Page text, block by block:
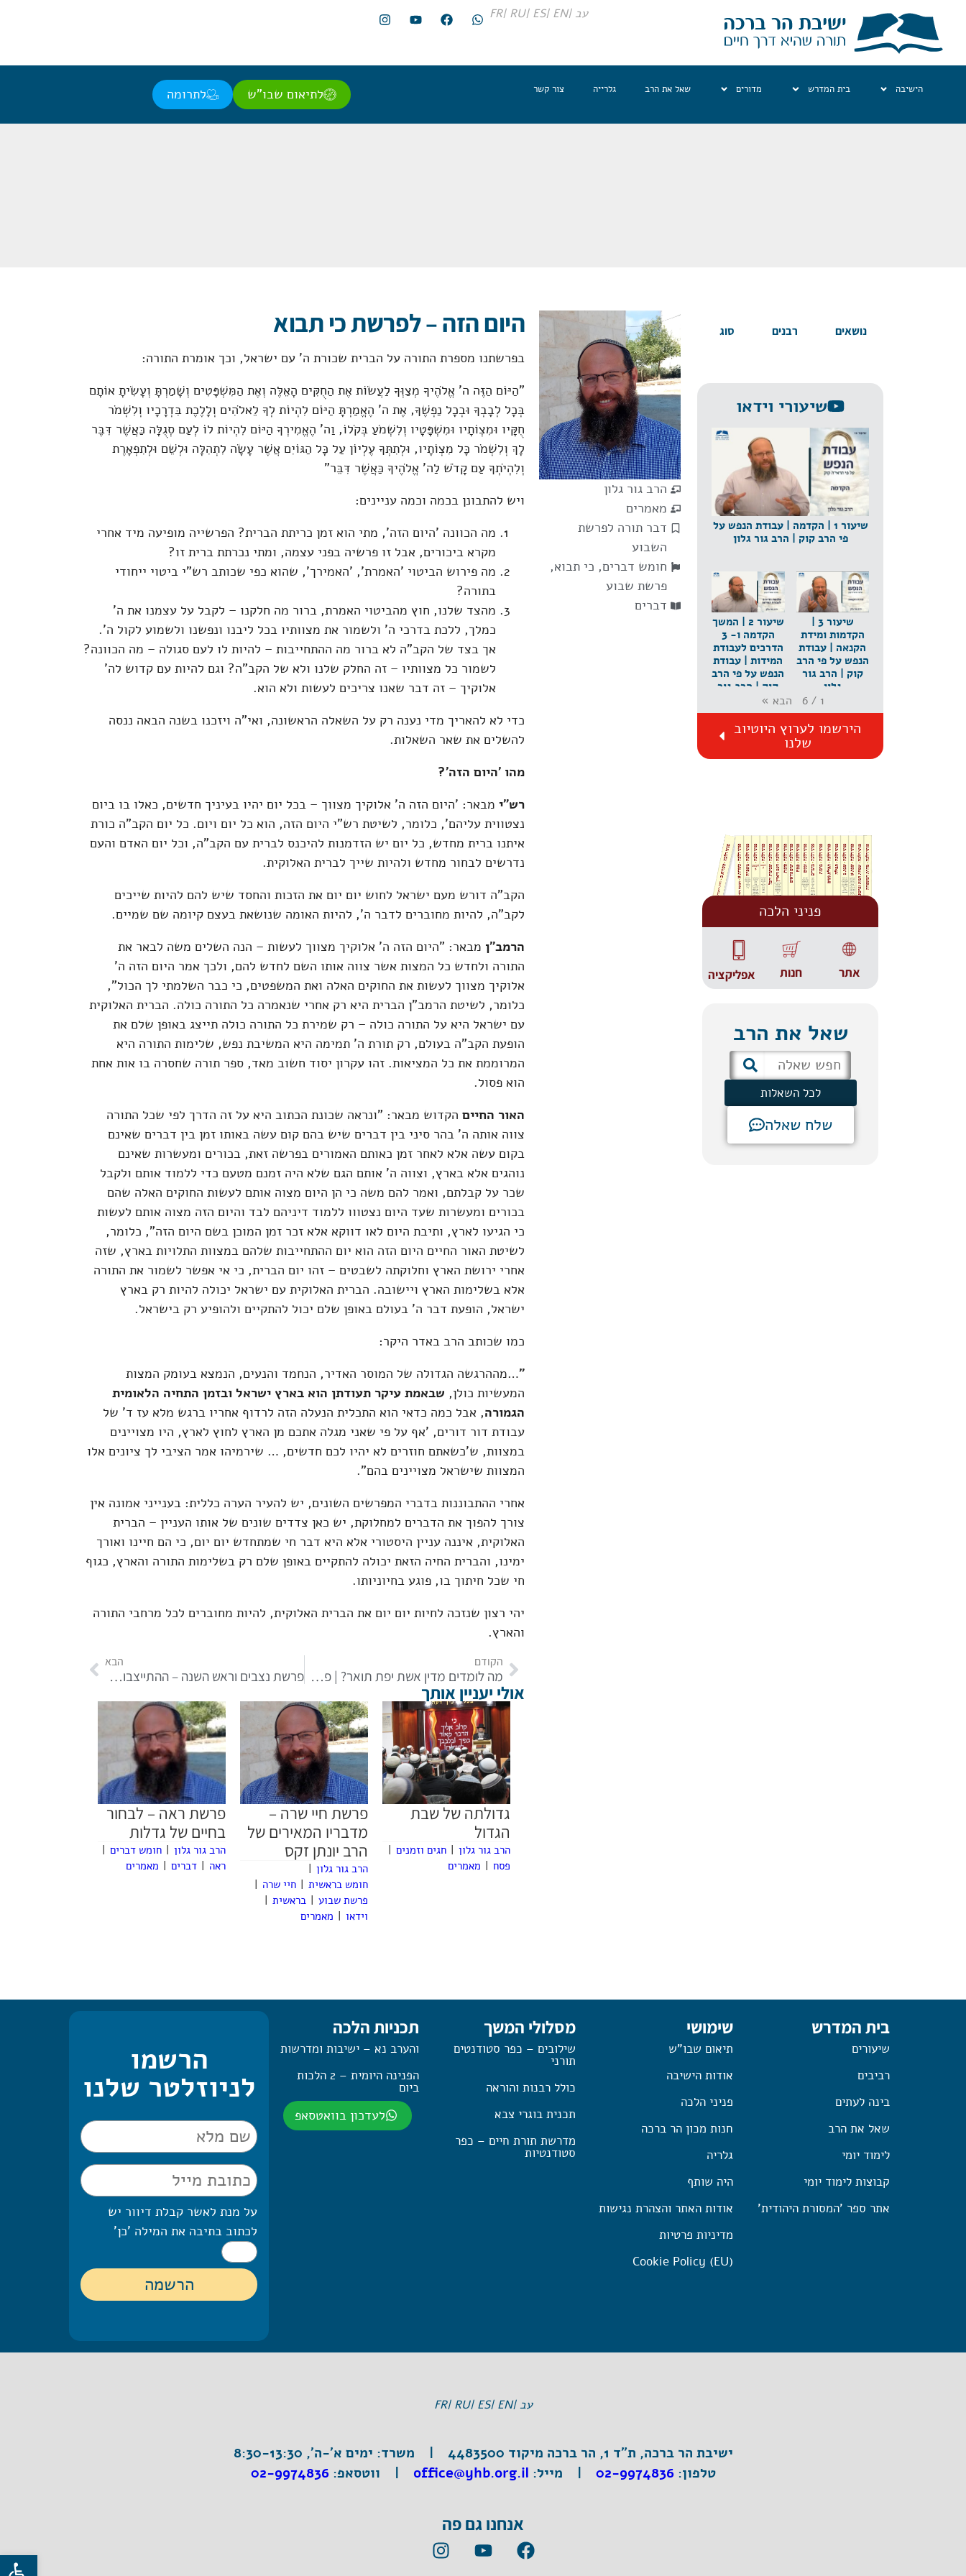
עב |EN |
ES |
RU |
FR
הישיבה בית המדרש מדורים שאל את הרב גלרייה צור קשר לתיאום שבו"ש לתרומה
נושאים רבנים סוג
שיעורי וידאו
שיעור 1 | הקדמה | עבודת הנפש על
פי הרב קוק | הרב גור גלון
שיעור 2 | המשך
הקדמה ו- 3
הדרכים לעבודת
המידות | עבודת
הנפש על פי הרב
קוק | הרב גור
הקדמות ומידת
הקנאה | עבודת
הנפש על פי הרב
קוק | הרב גור
גלון
1
/
6 הבא »
הירשמו לערוץ היוטיוב
שלנו
פניני הלכה
אתר חנות אפליקציה
שאל את הרב
לכל השאלות
שלח שאלה
הרב גור גלון
מאמרים
דבר תורה לפרשת
השבוע
חומש דברים, כי תבוא,
פרשת שבוע
דברים
היום הזה – לפרשת כי תבוא
בפרשתנו מספרת התורה על הברית שכורת ה' עם ישראל, וכך אומרת התורה:
"הַיּוֹם הַזֶּה ה' אֱלֹהֶיךָ מְצַוְּךָ לַעֲשׂוֹת אֶת הַחֻקִּים הָאֵלֶּה וְאֶת הַמִּשְׁפָּטִים וְשָׁמַרְתָּ וְעָשִׂיתָ אוֹתָם
בְּכָל לְבָבְךָ וּבְכָל נַפְשֶׁךָ, אֶת ה' הֶאֱמַרְתָּ הַיּוֹם לִהְיוֹת לְךָ לֵאלֹהִים וְלָלֶכֶת בִּדְרָכָיו וְלִשְׁמֹר
חֻקָּיו וּמִצְו‍ֹתָיו וּמִשְׁפָּטָיו וְלִשְׁמֹעַ בְּקֹלוֹ, וַה' הֶאֱמִירְךָ הַיּוֹם לִהְיוֹת לוֹ לְעַם סְגֻלָּה כַּאֲשֶׁר דִּבֶּר
לָךְ וְלִשְׁמֹר כָּל מִצְו‍ֹתָיו, וּלְתִתְּךָ עֶלְיוֹן עַל כָּל הַגּוֹיִם אֲשֶׁר עָשָׂה לִתְהִלָּה וּלְשֵׁם וּלְתִפְאָרֶת
וְלִהְיֹתְךָ עַם קָדֹשׁ לַה' אֱלֹהֶיךָ כַּאֲשֶׁר דִּבֵּר"
ויש להתבונן בכמה וכמה עניינים:
מה הכוונה 'היום הזה', מתי הוא זמן כריתת הברית? הפרשייה מופיעה מיד אחרי
מקרא ביכורים, אבל זו פרשיה בפני עצמה, ומתי נכרתת ברית זו?
מה פירוש הביטוי 'האמרת', 'האמירך', שהוא כפי שכותב רש"י ביטוי ייחודי
בתורה?
מהצד שלנו, חוץ מהביטוי האמרת, ברור מה חלקנו – לקבל על עצמנו את ה'
כמלך, ללכת בדרכי ה' ולשמור את מצוותיו בכל ליבנו ונפשנו ולשמוע לקול ה'.
אך בצד של הקב"ה לא ברור מה ההתחייבות – להיות לו לעם סגולה – מה הכוונה?
לשמור כל מצוותיו – זה החלק שלנו ולא של הקב"ה? וגם להיות עם קדוש לה'
אלוקיך – זה דבר שאנו צריכים לעשות ולא הוא.
כדי לא להאריך מדי נענה רק על השאלה הראשונה, ואי"ה ויזכנו בשנה הבאה ננסה
להשלים את שאר השאלות.
מהו 'היום הזה'?
רש"ימבאר: 'היום הזה ה' אלוקיך מצווך – בכל יום יהיו בעיניך חדשים, כאלו בו ביום
נצטווית עליהם', כלומר, לשיטת רש"י היום הזה, הוא כל יום ויום. כל יום הקב"ה כורת
איתנו ברית מחדש, כל יום יש הזדמנות להיכנס לברית עם הקב"ה, וכל יום האדם והעם
נדרשים לבחור מחדש ולהיות שייך לברית האלוקית.
הקב"ה דורש מעם ישראל לחוש יום יום את הזכות והחסד שיש להם להיות שייכים
לקב"ה, להיות מחוברים לדבר ה', להיות האומה שנושאת בעצם קיומה שם שמיים.
הרמב"ן מבאר: "היום הזה ה' אלוקיך מצווך לעשות – הנה השלים משה לבאר את
התורה ולחדש כל המצות אשר צווה אותו השם לחדש להם, ולכך אמר היום הזה ה'
אלוקיך מצווך לעשות את החוקים האלה ואת המשפטים, כי כבר השלמתי לך הכול",
כלומר, לשיטת הרמב"ן הברית היא רק אחרי שנאמרה כל התורה כולה. הברית האלוקית
עם ישראל היא על התורה כולה – רק שמירת כל התורה כולה תייצג באופן שלם את
הופעת הקב"ה בעולם, רק תורת ה' תמימה היא המשיבת נפש, שלימות התורה היא
המרוממת את כל המציאות. זהו עקרון יסוד חשוב מאד, ספר תורה שחסרה בו אות אחת
הוא פסול.
האור החייםהקדוש מבאר: "ונראה שכונת הכתוב היא על זה הדרך לפי שכל התורה
צווה אותה ה' בהר סיני בין דברים שיש בהם קום עשה באותו זמן בין דברים שאינם
בקום עשה אלא לאחר זמן כאותם האמורים בפרשה זאת, בכורים ומעשרות שאינם
נוהגים אלא בארץ, וצווה ה' אותם הגם שלא היה זמנם מטעם כדי ללמוד אותם ולקבל
שכר על קבלתם, ואמר להם משה כי הן היום מצוה אותם לעשות החוקים האלה שהם
בכורים ומעשרות שעד היום נצטווו ללמוד דיניהם לבד והיום הזה מצוה אותם לעשות
כי הגיעו לארץ, ותיבת היום לאו דווקא אלא זכר זמן המוכן בשם היום הזה", כלומר,
לשיטת האור החיים היום הזה הוא יום ההתחייבות שלהם במצוות התלויות בארץ, שזה
אחרי ירושת הארץ וחלוקתה לשבטים – זהו יום הברית, כי אי אפשר לשמור את התורה
אלא בשלימות הארץ ויישובה. הברית האלוקית עם ישראל יכולה להיות רק בארץ
ישראל, הופעת דבר ה' בעולם באופן שלם יכול להתקיים ולהופיע רק בישראל.
כמו שכותב הרב באדר היקר:
"…מההרגשה הגדולה של המוסר האדיר, הנחמד והנעים, הנמצא בעומק המצות
המעשיות כולן, שבאמת עיקר תעודתן הוא בארץ ישראל ובזמן התחיה הלאומית
הגמורה, אבל כמה כדאי הוא התכלית הנעלה הזה לרדוף אחריו ברגש מלא עז ד' של
עבודת דור דורים, 'אף על פי שאני מגלה אתכם מן הארץ לחוץ לארץ, היו מצויינים
במצוות, ש'כשאתם חוזרים לא יהיו לכם חדשים, … שירמיהו אמר הציבי לך ציונים אלו
המצוות שישראל מצויינים בהם".
אחרי ההתבוננות בדברי המפרשים השונים, יש להעיר הערה כללית: בענייני אמונה אין
צורך להפוך את הדברים למחלוקת, יש כאן צדדים שונים של אותו העניין – הברית
האלוקית, איננה עניין היסטורי אלא היא דבר חי שמתחדש יום יום, כי הם חיינו ואורך
ימינו, והברית החיה הזאת יכולה להתקיים באופן שלם רק בשלימות התורה והארץ, כגוף
חי שכל חיתוך בו, פוגע בחיוניותו.
יהי רצון שנזכה לחיות יום יום את הברית האלוקית, להיות מחוברים לכל מרחבי התורה
והארץ.
הקודם
מה לומדים מדין אשת יפת תואר? | פרשת כי תצא
הבא
פרשת נצבים וראש השנה – ההתייצבות להמלכת ה'
אולי יעניין אותך
גדולתה של שבת
הגדול
הרב גור גלון | חגים וזמנים |
פסח | מאמרים
פרשת חיי שרה –
מדבריו המאירים של
הרב יונתן זקס
הרב גור גלון |
חומש בראשית | חיי שרה |
פרשת שבוע | בראשית |
וידאו | מאמרים
פרשת ראה – לבחור
בחיים של גדלות
הרב גור גלון | חומש דברים |
ראה | דברים | מאמרים
בית המדרש
שיעורים
רביבים
בינה לעתים
שאל את הרב
לימוד יומי
קבוצות לימוד יומי
אתר ספר 'המסורת היהודית'
שימושי
תיאום שבו"ש
אודות הישיבה
פניני הלכה
חנות מכון הר ברכה
גלריה
היה שותף
אודות האתר והצהרת נגישות
מדיניות פרטיות
Cookie Policy (EU)
מסלולי המשך
שילובים – כפר סטודנטים
תורני
כולל רבנות והוראה
תכנית בוגרי צבא
מדרשת תורת חיים – כפר
סטודנטיות
תכניות הלכה
והערב נא – ישיבות ומדרשות
הפנינה היומית – 2 הלכות
ביום
לעדכון בוואטסאפ
הרשמו
לניוזלטר שלנו
על מנת לאשר קבלת דיוור יש
לכתוב בתיבה את המילה 'כן'
עב |EN |
ES |
RU |
FR
ישיבת הר ברכה, ת"ד 1, הר ברכה מיקוד 4483500 | משרד: ימים א'-ה', 8:30-13:30
טלפון:02-9974836
| מייל: office@yhb.org.il | ווטסאפ:02-9974836
אנחנו גם פה
פתח